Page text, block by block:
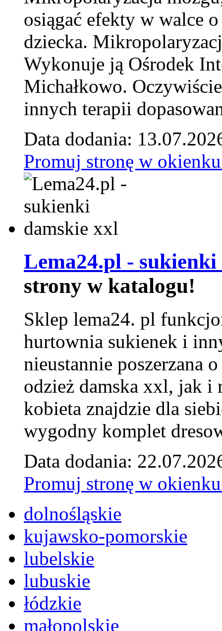
osiągać efekty w walce
dziecka.
Wykonuje ją Ośrodek
Michałkowo.
innych terapii
Data dodania:
Promuj stronę w
Lema24.pl -
strony w katalogu!
Sklep lema24. pl
hurtownia sukienek i
nieustannie poszerzana
odzież damska xxl, jak i
kobieta znajdzie dla
wygodny komplet
Data dodania:
Promuj stronę w
dolnośląskie
kujawsko-pomorskie
lubelskie
lubuskie
łódzkie
małopolskie